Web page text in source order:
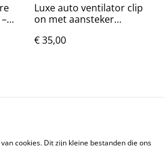
Luxe auto ventilator clip
on met aansteker
€ 35,00
Voorwaarden
cookies. Dit zijn kleine bestanden die ons